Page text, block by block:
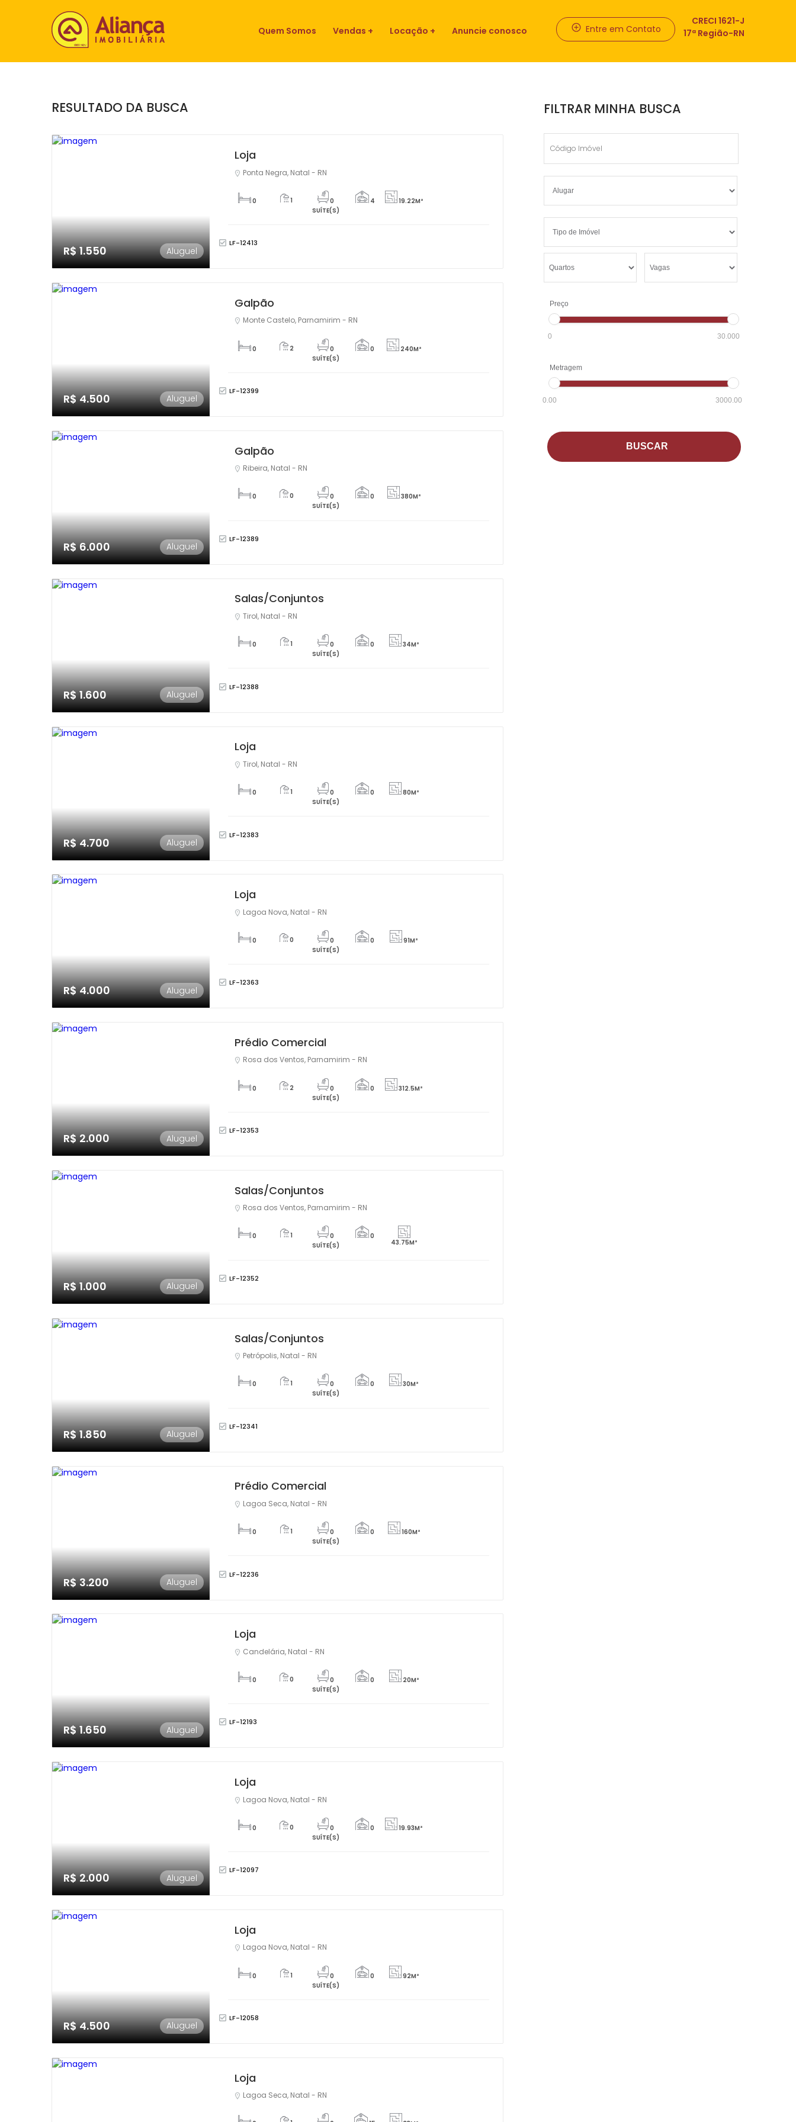
CRECI 1621-J
17ª Região-RN
Entre em Contato
Quem Somos Vendas Locação Anuncie conosco
FILTRAR MINHA BUSCA
Preço
0 30.000
Metragem
0.00 3000.00
RESULTADO DA BUSCA
R$ 1.550 Aluguel
Loja
Ponta Negra, Natal - RN
0 1
0
SUÍTE(S)
4 19.22M²
LF-12413
R$ 4.500 Aluguel
Galpão
Monte Castelo, Parnamirim - RN
0 2
0
SUÍTE(S)
0 240M²
LF-12399
R$ 6.000 Aluguel
Galpão
Ribeira, Natal - RN
0 0
0
SUÍTE(S)
0 380M²
LF-12389
R$ 1.600 Aluguel
Salas/Conjuntos
Tirol, Natal - RN
0 1
0
SUÍTE(S)
0 34M²
LF-12388
R$ 4.700 Aluguel
Loja
Tirol, Natal - RN
0 1
0
SUÍTE(S)
0 80M²
LF-12383
R$ 4.000 Aluguel
Loja
Lagoa Nova, Natal - RN
0 0
0
SUÍTE(S)
0 91M²
LF-12363
R$ 2.000 Aluguel
Prédio Comercial
Rosa dos Ventos, Parnamirim - RN
0 2
0
SUÍTE(S)
0 312.5M²
LF-12353
R$ 1.000 Aluguel
Salas/Conjuntos
Rosa dos Ventos, Parnamirim - RN
0 1
0
SUÍTE(S)
0
43.75M²
LF-12352
R$ 1.850 Aluguel
Salas/Conjuntos
Petrópolis, Natal - RN
0 1
0
SUÍTE(S)
0 30M²
LF-12341
R$ 3.200 Aluguel
Prédio Comercial
Lagoa Seca, Natal - RN
0 1
0
SUÍTE(S)
0 160M²
LF-12236
R$ 1.650 Aluguel
Loja
Candelária, Natal - RN
0 0
0
SUÍTE(S)
0 20M²
LF-12193
R$ 2.000 Aluguel
Loja
Lagoa Nova, Natal - RN
0 0
0
SUÍTE(S)
0 19.93M²
LF-12097
R$ 4.500 Aluguel
Loja
Lagoa Nova, Natal - RN
0 1
0
SUÍTE(S)
0 92M²
LF-12058
Loja
Lagoa Seca, Natal - RN